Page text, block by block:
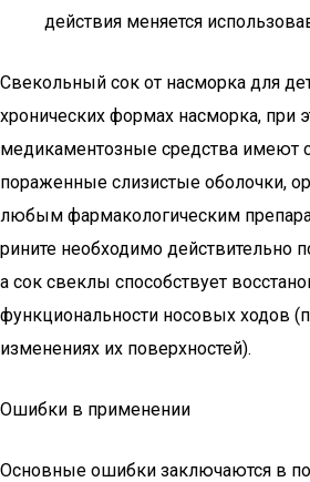
действия меняется
Свекольный сок от насморка для
хронических формах насморка, при
медикаментозные средства имеют
пораженные слизистые оболочки,
любым фармакологическим
рините необходимо действительно
а сок свеклы способствует
функциональности носовых ходов
изменениях их поверхностей).
Ошибки в применении
Основные ошибки заключаются в